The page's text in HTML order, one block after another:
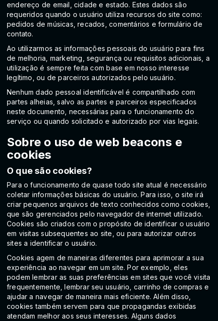
endereço de email, cidade e estado. Estes dados são
requeridos quando o usuário utiliza recursos do site como:
pedidos de músicas, recados, comentários e formulário de
contato.
Ao utilizarmos as informações pessoais do usuário para fins
de melhoria, marketing, segurança ou requisitos adicionais, a
utilização é sempre feita com base em nosso interesse
legítimo, ou de parceiros autorizados pelo usuário.
Nenhum dado pessoal identificável é compartilhado com
partes alheias, salvo as partes e parceiros especificados
neste documento, necessárias para o funcionamento do
serviço ou quando solicitado e autorizado por vias legais.
Sobre o uso de web beacons e
cookies
O que são cookies?
Para o funcionamento de quase todo site atual é necessário
coletar informações básicas do usuário. Para isso, o site irá
criar pequenos arquivos de texto conhecidos como cookies,
que são gerenciados pelo navegador de internet utilizado.
Cookies são criados com o propósito de identificar o usuário
em visitas subsequentes ao site, ou para autorizar outros
sites a identificar o usuário.
Cookies agem de maneiras diferentes para aprimorar a sua
experiência ao navegar em um site. Por exemplo, eles
podem lembrar as suas preferências em sites que você visita
frequentemente, lembrar seu usuário, carrinho de compras e
ajudar a navegar de maneira mais eficiente. Além disso,
cookies também servem para que propagandas exibidas
atendam melhor aos seus interesses. Alguns dados